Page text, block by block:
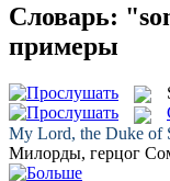
Словарь:
примеры
My Lord, the Duke of
Милорды, герцог